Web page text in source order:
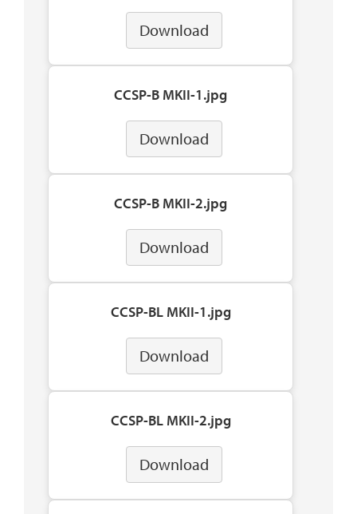
Download
CCSP-B MKII-1.jpg
Download
CCSP-B MKII-2.jpg
Download
CCSP-BL MKII-1.jpg
Download
CCSP-BL MKII-2.jpg
Download